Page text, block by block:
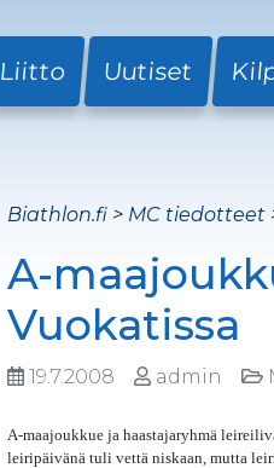
Liitto Uutiset
Biathlon.fi > MC tiedotteet
A-
Vuokatissa
19.7.2008 admin
A-maajoukkue ja haastajaryhmä
leiripäivänä tuli vettä niskaan, mutta